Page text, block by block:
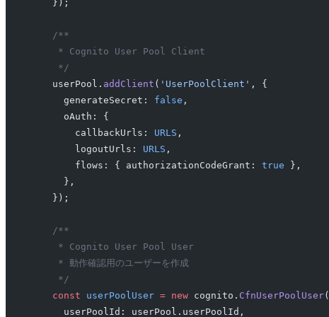
    });
    /**
     * Cognito User Pool Client
     */
    userPool.
addClient ( 'UserPoolClient' , {
      generateSecret:
false ,
      oAuth: {
        callbackUrls:
URLS ,
        logoutUrls:
URLS ,
        flows: { authorizationCodeGrant:
true },
      },
    });
    /**
     * Cognito User Pool User
     * 動作確認用のユーザーを作成
     */
    const
userPoolUser = new cognito. CfnUserPoolUser(
      userPoolId: userPool.userPoolId,